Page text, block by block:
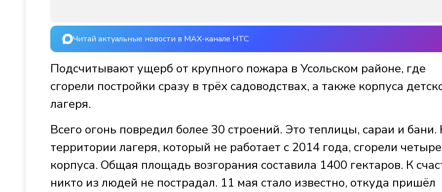
Читай актуальные новости в MAX-канале НТС
Подсчитывают ущерб от крупного пожара в Усольском районе, где
сгорели постройки сразу в трёх садоводствах, а также корпуса
лагеря.
Всего огонь повредил более 30 строений. Это теплицы, сараи и бани.
территории лагеря, который не работает с 2014 года, сгорели четыре
корпуса. Общая площадь возгорания составила 1400 гектаров. К
никто из людей не пострадал. 11 мая стало известно, откуда пришёл